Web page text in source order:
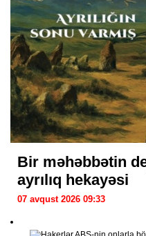
Bir məhəbbətin
ayrılıq hekayəsi
07 avqust 2026 09:33